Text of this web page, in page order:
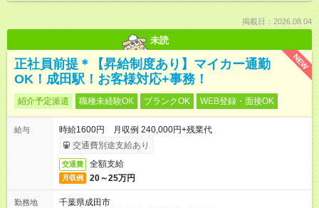
掲載日：2026.08.04
未読
NEW
正社員前提＊【昇給制度あり】マイカー通勤
OK！成田駅！お客様対応+事務！
紹介予定派遣 職種未経験OK ブランクOK WEB登録・面接OK
給与
時給1600円 月収例 240,000円+残業代
交通費別途支給あり
交通費 全額支給
月収例 20～25万円
勤務地
千葉県成田市